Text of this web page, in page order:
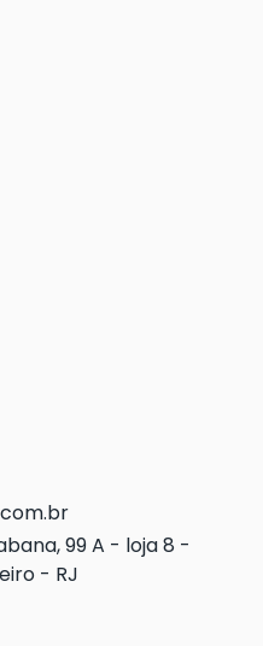
99 A - loja 8 -
- RJ